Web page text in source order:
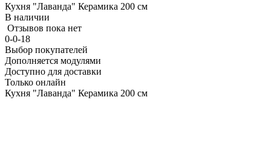
Кухня "Лаванда" Керамика 200 см
В наличии
Отзывов пока нет
0-0-18
Выбор покупателей
Дополняется модулями
Доступно для доставки
Только онлайн
Кухня "Лаванда" Керамика 200 см